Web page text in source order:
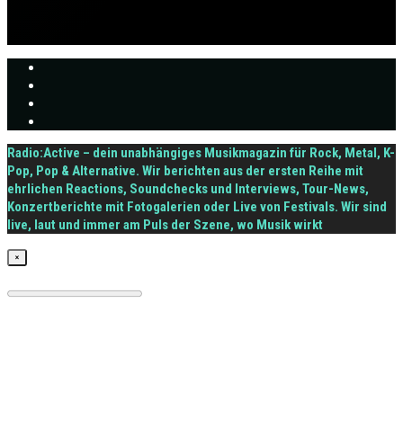
Radio:Active – dein unabhängiges Musikmagazin für Rock, Metal, K-
Pop, Pop & Alternative. Wir berichten aus der ersten Reihe mit
ehrlichen Reactions, Soundchecks und Interviews, Tour-News,
Konzertberichte mit Fotogalerien oder Live von Festivals. Wir sind
live, laut und immer am Puls der Szene, wo Musik wirkt
×